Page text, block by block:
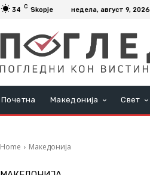
34 C Skopje недела, август 9, 2026
Почетна Македонија Свет
Home Македонија